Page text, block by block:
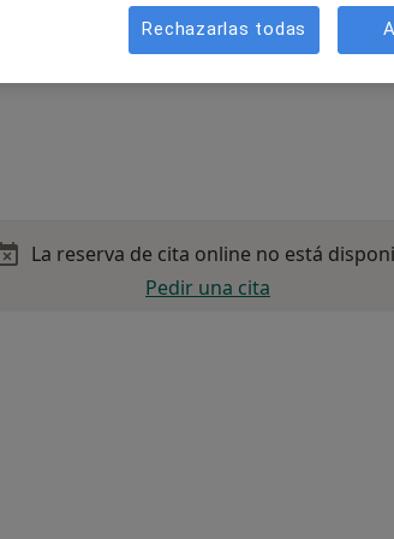
La reserva de cita online no está
Pedir una cita
Rechazarlas todas